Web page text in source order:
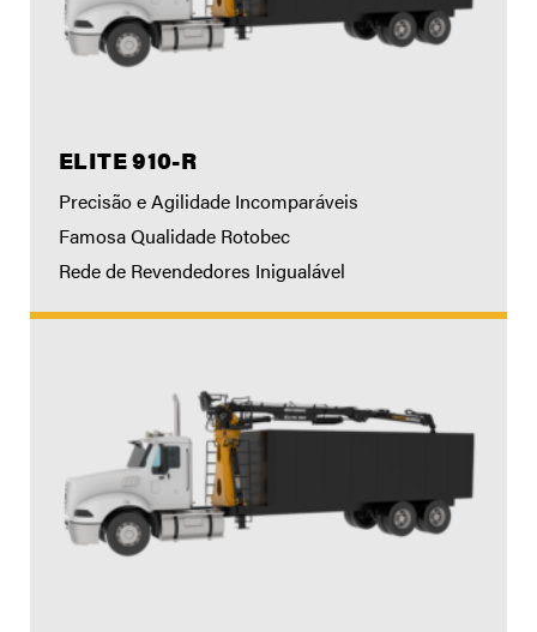
ELITE 910-R
Precisão e Agilidade Incomparáveis
Famosa Qualidade Rotobec
Rede de Revendedores Inigualável